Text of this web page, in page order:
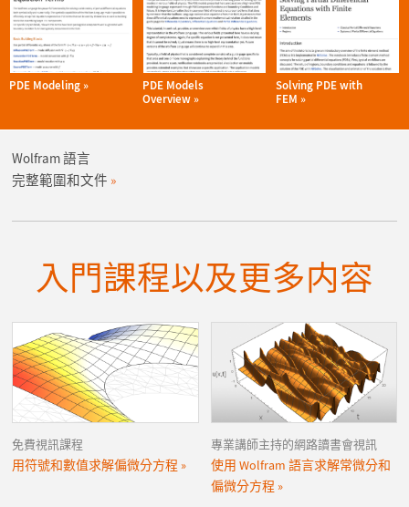
Wolfram 語言
完整範圍和文件
PDE Modeling
PDE Models
Overview
Solving PDE with
FEM
入門課程以及更多内容
免費視訊課程
用符號和數值求解偏微分方程
專業講師主持的網路讀書會視訊
使用 Wolfram 語言求解常微分和
偏微分方程